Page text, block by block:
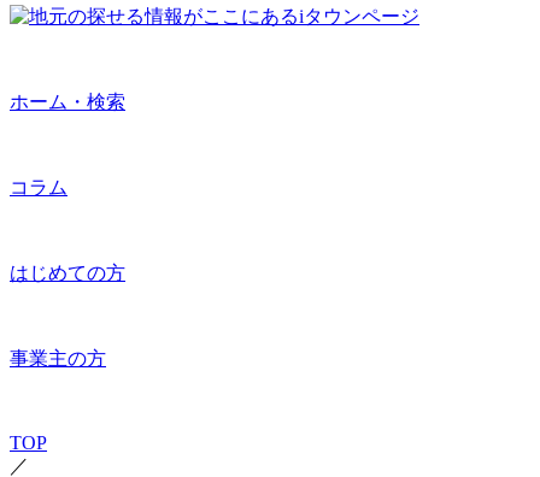
ホーム・検索
コラム
はじめての方
事業主の方
TOP
／